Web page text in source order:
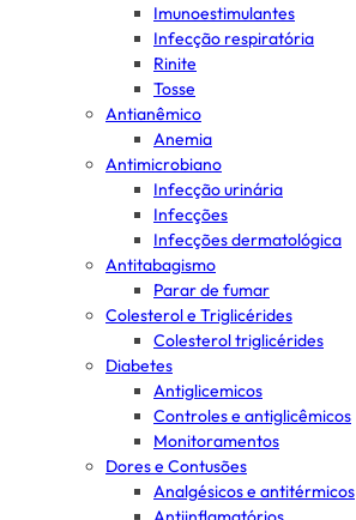
Imunoestimulantes
Infecção respiratória
Rinite
Tosse
Antianêmico
Anemia
Antimicrobiano
Infecção urinária
Infecções
Infecções dermatológica
Antitabagismo
Parar de fumar
Colesterol e Triglicérides
Colesterol triglicérides
Diabetes
Antiglicemicos
Controles e antiglicêmicos
Monitoramentos
Dores e Contusões
Analgésicos e antitérmicos